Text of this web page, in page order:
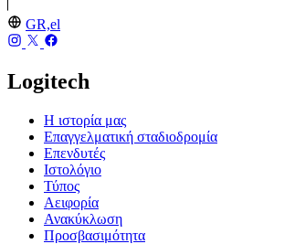
GR,el
Logitech
Η ιστορία μας
Επαγγελματική σταδιοδρομία
Επενδυτές
Ιστολόγιο
Τύπος
Αειφορία
Ανακύκλωση
Προσβασιμότητα